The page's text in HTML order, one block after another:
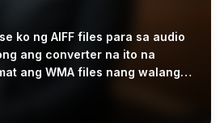
ko ng AIFF files para sa audio
ang converter na ito na
ang WMA files nang walang